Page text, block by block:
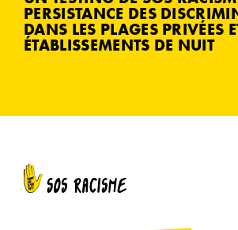
PERSISTANCE DES
DANS LES PLAGES PRIVÉES
ÉTABLISSEMENTS DE NUIT